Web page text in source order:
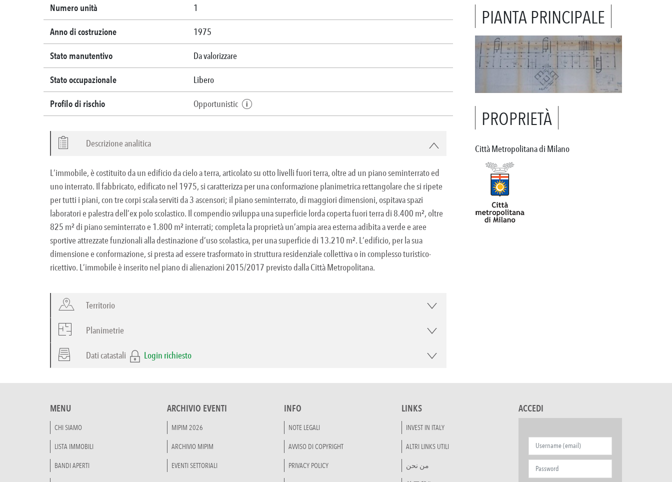
Numero unità 1
Anno di costruzione 1975
Stato manutentivo Da valorizzare
Stato occupazionale Libero
Profilo di rischio Opportunistic
Descrizione analitica
L’immobile, è costituito da un edificio da cielo a terra, articolato su otto livelli fuori terra, oltre ad un piano seminterrato ed
uno interrato. Il fabbricato, edificato nel 1975, si caratterizza per una conformazione planimetrica rettangolare che si ripete
per tutti i piani, con tre corpi scala serviti da 3 ascensori; il piano seminterrato, di maggiori dimensioni, ospitava spazi
laboratori e palestra dell’ex polo scolastico. Il compendio sviluppa una superficie lorda coperta fuori terra di 8.400 m², oltre
825 m² di piano seminterrato e 1.800 m² interrati; completa la proprietà un’ampia area esterna adibita a verde e aree
sportive attrezzate funzionali alla destinazione d’uso scolastica, per una superficie di 13.210 m². L’edificio, per la sua
dimensione e conformazione, si presta ad essere trasformato in struttura residenziale collettiva o in complesso turistico-
ricettivo. L’immobile è inserito nel piano di alienazioni 2015/2017 previsto dalla Città Metropolitana.
Territorio
Planimetrie
Dati catastali Login richiesto
PIANTA PRINCIPALE
PROPRIETÀ
Città Metropolitana di Milano
MENU
CHI SIAMO
LISTA IMMOBILI
BANDI APERTI
ARCHIVIO EVENTI
MIPIM 2026
ARCHIVIO MIPIM
EVENTI SETTORIALI
INFO
NOTE LEGALI
AVVISO DI COPYRIGHT
PRIVACY POLICY
LINKS
INVEST IN ITALY
ALTRI LINKS UTILI
من نحن
ACCEDI